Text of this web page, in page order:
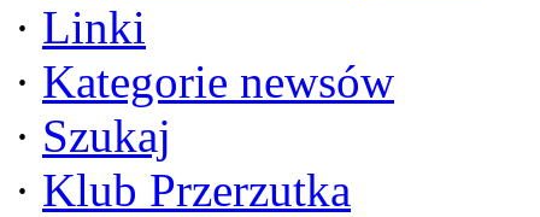
· Linki
· Kategorie newsów
· Szukaj
· Klub Przerzutka